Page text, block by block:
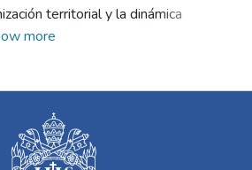
territorial y la dinámica
afectando significativamente el
en diversos municipios y áreas
rurales del departamento. A través
enfoque metodológico que incluye un
more